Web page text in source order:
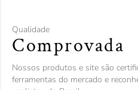
Qualidade
Comprovada
Nossos produtos e site são
ferramentas do mercado e